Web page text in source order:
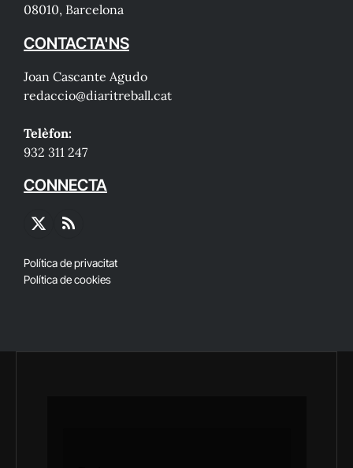
08010, Barcelona
CONTACTA'NS
Joan Cascante Agudo
redaccio@diaritreball.cat
Telèfon:
932 311 247
CONNECTA
X
RSS
Política de privacitat
Política de cookies